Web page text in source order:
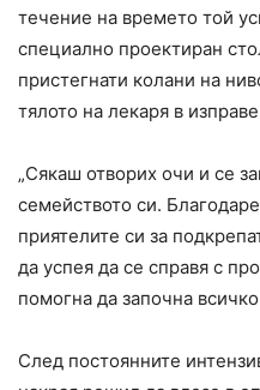
течение на времето той
специално проектиран
пристегнати колани на
тялото на лекаря в
„Сякаш отворих очи и се
семейството си.
приятелите си за
да успея да се справя с
помогна да започна
След постоянните